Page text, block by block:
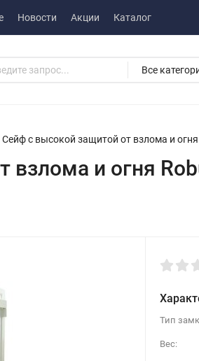
Новости Акции Каталог
Все
Сейф с высокой защитой от взлома и
и огня
Тип
Вес: